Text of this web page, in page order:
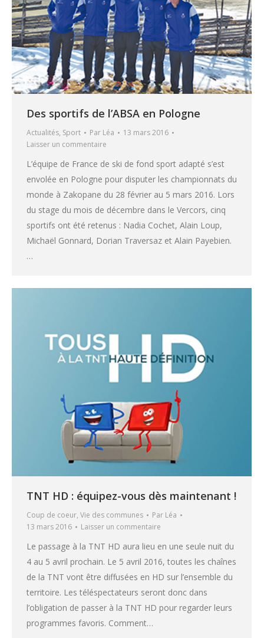
Des sportifs de l’ABSA en Pologne
Actualités, Sport Par Léa
13 mars 2016
Laisser un commentaire
L’équipe de France de ski de fond sport adapté s’est
envolée en Pologne pour disputer les championnats du
monde à Zakopane du 28 février au 5 mars 2016. Lors
du stage du mois de décembre dans le Vercors, cinq
sportifs ont été retenus : Nadia Cochet, Alain Loup,
Michaël Gonnard, Dorian Traversaz et Alain Payebien.
…
TNT HD : équipez-vous dès maintenant !
Coup de coeur, Vie des communes Par Léa
13 mars 2016
Laisser un commentaire
Le passage à la TNT HD aura lieu en une seule nuit du
4 au 5 avril prochain. Le 5 avril 2016, toutes les chaînes
de la TNT vont être diffusées en HD sur l’ensemble du
territoire. Les téléspectateurs seront donc dans
l’obligation de passer à la TNT HD pour regarder leurs
programmes favoris. Comment…